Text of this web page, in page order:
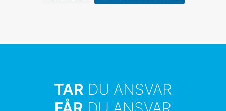
TAR DU ANSVAR